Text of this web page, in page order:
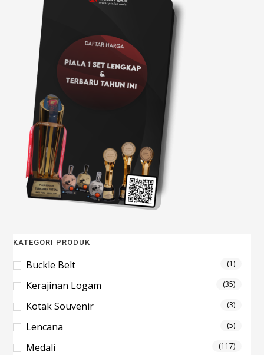
KATEGORI PRODUK
Buckle Belt (1)
Kerajinan Logam (35)
Kotak Souvenir (3)
Lencana (5)
Medali (117)